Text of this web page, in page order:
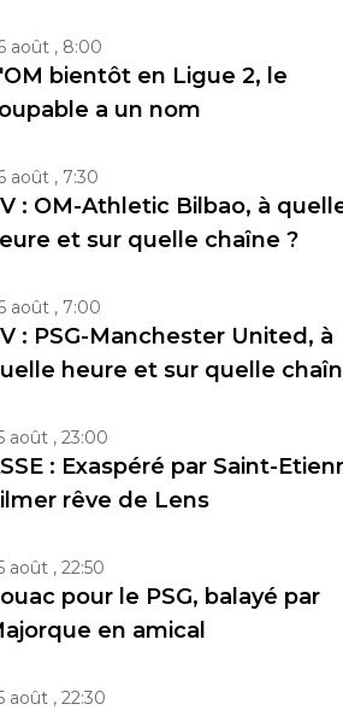
août , 8:00
bientôt en Ligue 2, le
a un nom
août , 7:30
: OM-Athletic Bilbao, à
et sur quelle chaîne ?
août , 7:00
: PSG-Manchester United, à
heure et sur quelle
août , 23:00
: Exaspéré par Saint-
rêve de Lens
août , 22:50
pour le PSG, balayé par
en amical
août , 22:30